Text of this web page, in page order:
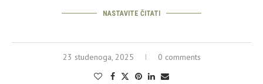
NASTAVITE ČITATI
23 studenoga, 2025 0 comments